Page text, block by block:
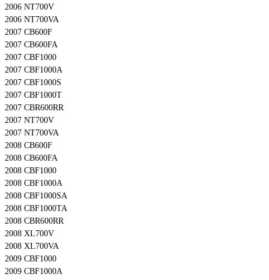
2006 NT700V
2006 NT700VA
2007 CB600F
2007 CB600FA
2007 CBF1000
2007 CBF1000A
2007 CBF1000S
2007 CBF1000T
2007 CBR600RR
2007 NT700V
2007 NT700VA
2008 CB600F
2008 CB600FA
2008 CBF1000
2008 CBF1000A
2008 CBF1000SA
2008 CBF1000TA
2008 CBR600RR
2008 XL700V
2008 XL700VA
2009 CBF1000
2009 CBF1000A